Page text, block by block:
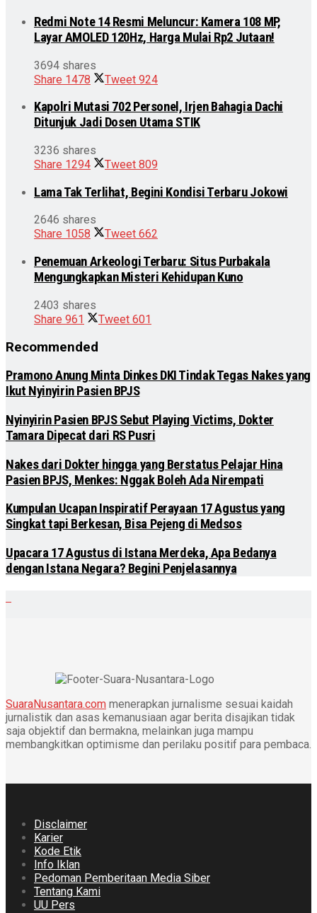
Redmi Note 14 Resmi Meluncur: Kamera 108 MP,
Layar AMOLED 120Hz, Harga Mulai Rp2 Jutaan!
3694 shares
Share 1478 Tweet 924
Kapolri Mutasi 702 Personel, Irjen Bahagia Dachi
Ditunjuk Jadi Dosen Utama STIK
3236 shares
Share 1294 Tweet 809
Lama Tak Terlihat, Begini Kondisi Terbaru Jokowi
2646 shares
Share 1058 Tweet 662
Penemuan Arkeologi Terbaru: Situs Purbakala
Mengungkapkan Misteri Kehidupan Kuno
2403 shares
Share 961 Tweet 601
Recommended
Pramono Anung Minta Dinkes DKI Tindak Tegas Nakes yang
Ikut Nyinyirin Pasien BPJS
Nyinyirin Pasien BPJS Sebut Playing Victims, Dokter
Tamara Dipecat dari RS Pusri
Nakes dari Dokter hingga yang Berstatus Pelajar Hina
Pasien BPJS, Menkes: Nggak Boleh Ada Nirempati
Kumpulan Ucapan Inspiratif Perayaan 17 Agustus yang
Singkat tapi Berkesan, Bisa Pejeng di Medsos
Upacara 17 Agustus di Istana Merdeka, Apa Bedanya
dengan Istana Negara? Begini Penjelasannya
SuaraNusantara.com menerapkan jurnalisme sesuai kaidah
jurnalistik dan asas kemanusiaan agar berita disajikan tidak
saja objektif dan bermakna, melainkan juga mampu
membangkitkan optimisme dan perilaku positif para pembaca.
Disclaimer
Karier
Kode Etik
Info Iklan
Pedoman Pemberitaan Media Siber
Tentang Kami
UU Pers